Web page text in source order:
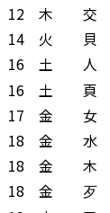
12 木 交
14 火 貝
16 土 人
16 土 頁
17 金 女
18 金 水
18 金 木
18 金 歹